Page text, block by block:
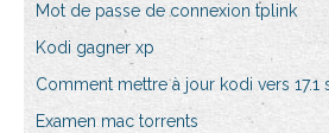
Mot de passe de connexion tplink
Kodi gagner xp
Comment mettre à jour kodi vers 17.1
Examen mac torrents